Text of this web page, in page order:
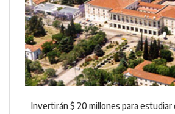
Invertirán $ 20 millones para estudiar